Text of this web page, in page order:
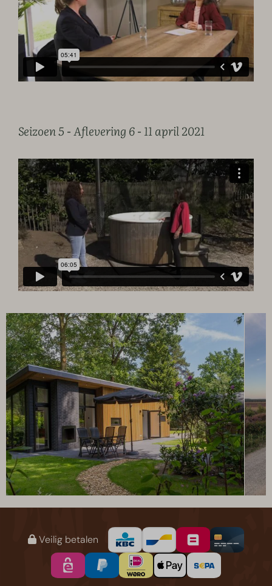
Seizoen 5 - Aflevering 6 - 11 april 2021
Veilig betalen